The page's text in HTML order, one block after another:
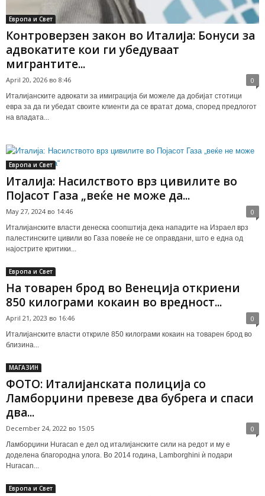
Европа и Свет
Контроверзен закон во Италија: Бонуси за
адвокатите кои ги убедуваат
мигрантите...
April 20, 2026 во 8:46 0
Италијанските адвокати за имиграција би можеле да добијат стотици
евра за да ги убедат своите клиенти да се вратат дома, според предлогот
на владата...
Европа и Свет
Италија: Насилството врз цивилите во
Појасот Газа „веќе не може да...
May 27, 2024 во 14:46 0
Италијанските власти денеска соопштија дека нападите на Израел врз
палестинските цивили во Газа повеќе не се оправдани, што е една од
најострите критики...
Европа и Свет
На товарен брод во Венеција откриени
850 килограми кокаин во вредност...
April 21, 2023 во 16:46 0
Италијанските власти откриле 850 килограми кокаин на товарен брод во
близина...
МАГАЗИН
ФОТО: Италијанската полиција со
Ламборџини превезе два бубрега и спаси
два...
December 24, 2022 во 15:05 0
Ламборџини Huracan е дел од италијанските сили на редот и му е
доделена благородна улога. Во 2014 година, Lamborghini ѝ подари
Huracan...
Европа и Свет